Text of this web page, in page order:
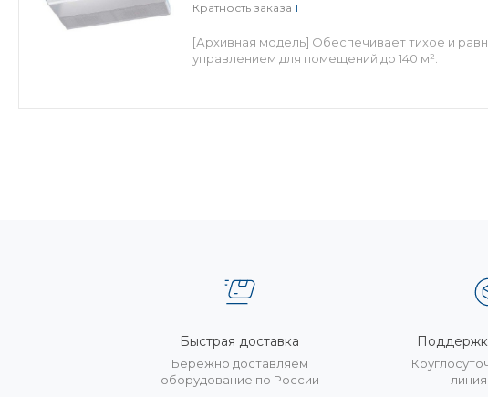
Кратность заказа 1
[Архивная модель] Обеспечивает тихое и
управлением для помещений до 140 м².
Быстрая доставка
Бережно доставляем
оборудование по России